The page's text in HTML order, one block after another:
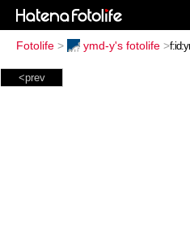
Fotolife > ymd-y's fotolife >
<prev